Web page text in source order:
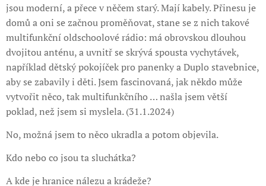
jsou moderní, a přece v něčem starý. Mají kabely. Přinesu je
domů a oni se začnou proměňovat, stane se z nich takové
multifunkční oldschoolové rádio: má obrovskou dlouhou
dvojitou anténu, a uvnitř se skrývá spousta vychytávek,
například dětský pokojíček pro panenky a Duplo stavebnice,
aby se zabavily i děti. Jsem fascinovaná, jak někdo může
vytvořit něco, tak multifunkčního … našla jsem větší
poklad, než jsem si myslela. (31.1.2024)
No, možná jsem to něco ukradla a potom objevila.
Kdo nebo co jsou ta sluchátka?
A kde je hranice nálezu a krádeže?